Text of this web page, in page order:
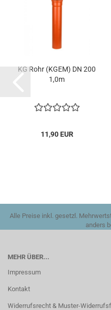
KG Rohr (KGEM) DN 200
1,0m
11,90 EUR
Alle Preise inkl. gesetzl.
anders
MEHR ÜBER...
Impressum
Kontakt
Widerrufsrecht & Muster-